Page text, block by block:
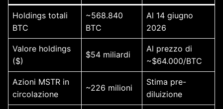
Holdings totali
BTC
~568.840
BTC
Al 14 giugno
2026
Valore holdings
($)
$54 miliardi
Al prezzo di
~$64.000/BTC
Azioni MSTR in
circolazione
~226 milioni
Stima pre-
diluizione